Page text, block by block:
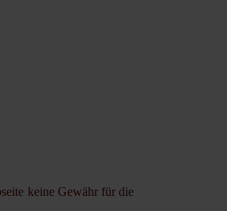
keine Gewähr für die